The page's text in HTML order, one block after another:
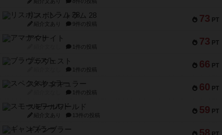
73 PT
リスボン・トラム 28
紹介文あり 9件の投稿
73 PT
アマナイト
1件の投稿
66 PT
ブラヴェスト
1件の投稿
60 PT
スペクタキュラー
1件の投稿
59 PT
スモールワールド
紹介文あり 13件の投稿
58
ギャンブラー